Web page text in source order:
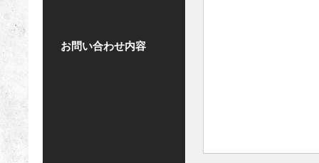
お問い合わせ内容